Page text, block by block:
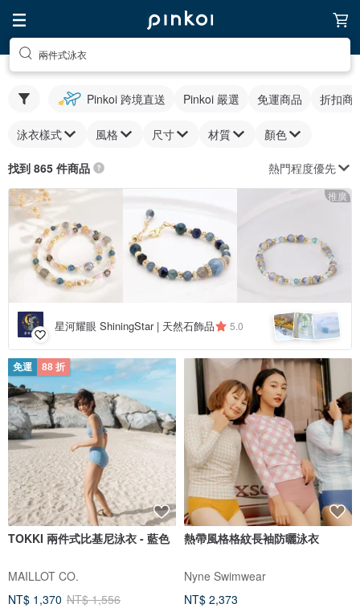
兩件式泳衣
Pinkoi 跨境直送 Pinkoi 嚴選 免運商品 折扣商
泳衣樣式 風格 尺寸 材質 顏色
找到 865 件商品 熱門程度優先
推廣
星河耀眼 ShiningStar | 天然石飾品 5.0
免運 88 折
TOKKI 兩件式比基尼泳衣 - 藍色
MAILLOT CO.
NT$ 1,370 NT$ 1,556
熱帶風格格紋長袖防曬泳衣
Nyne Swimwear
NT$ 2,373